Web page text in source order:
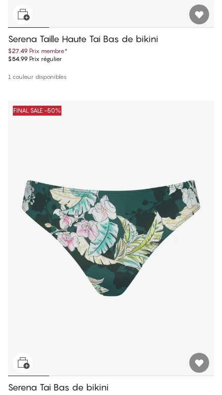
Serena Taille Haute Tai Bas de bikini
$27.49 Prix membre*
$54.99 Prix régulier
1 couleur disponibles
FINAL SALE -50%
Serena Tai Bas de bikini